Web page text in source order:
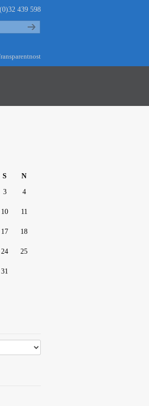
439 598
S N
3 4
10 11
17 18
24 25
31